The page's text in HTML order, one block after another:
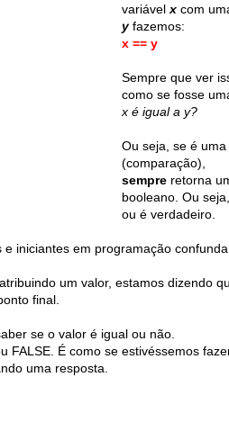
variável x com
yfazemos:
x == y
Sempre que ver
como se fosse
x é igual a y?
Ou seja, se é
(comparação),
sempre retorna
booleano. Ou
ou é verdadeiro.
iniciantes em programação
um valor, estamos dizendo
final.
se o valor é igual ou não.
FALSE. É como se estivéssemos
uma resposta.